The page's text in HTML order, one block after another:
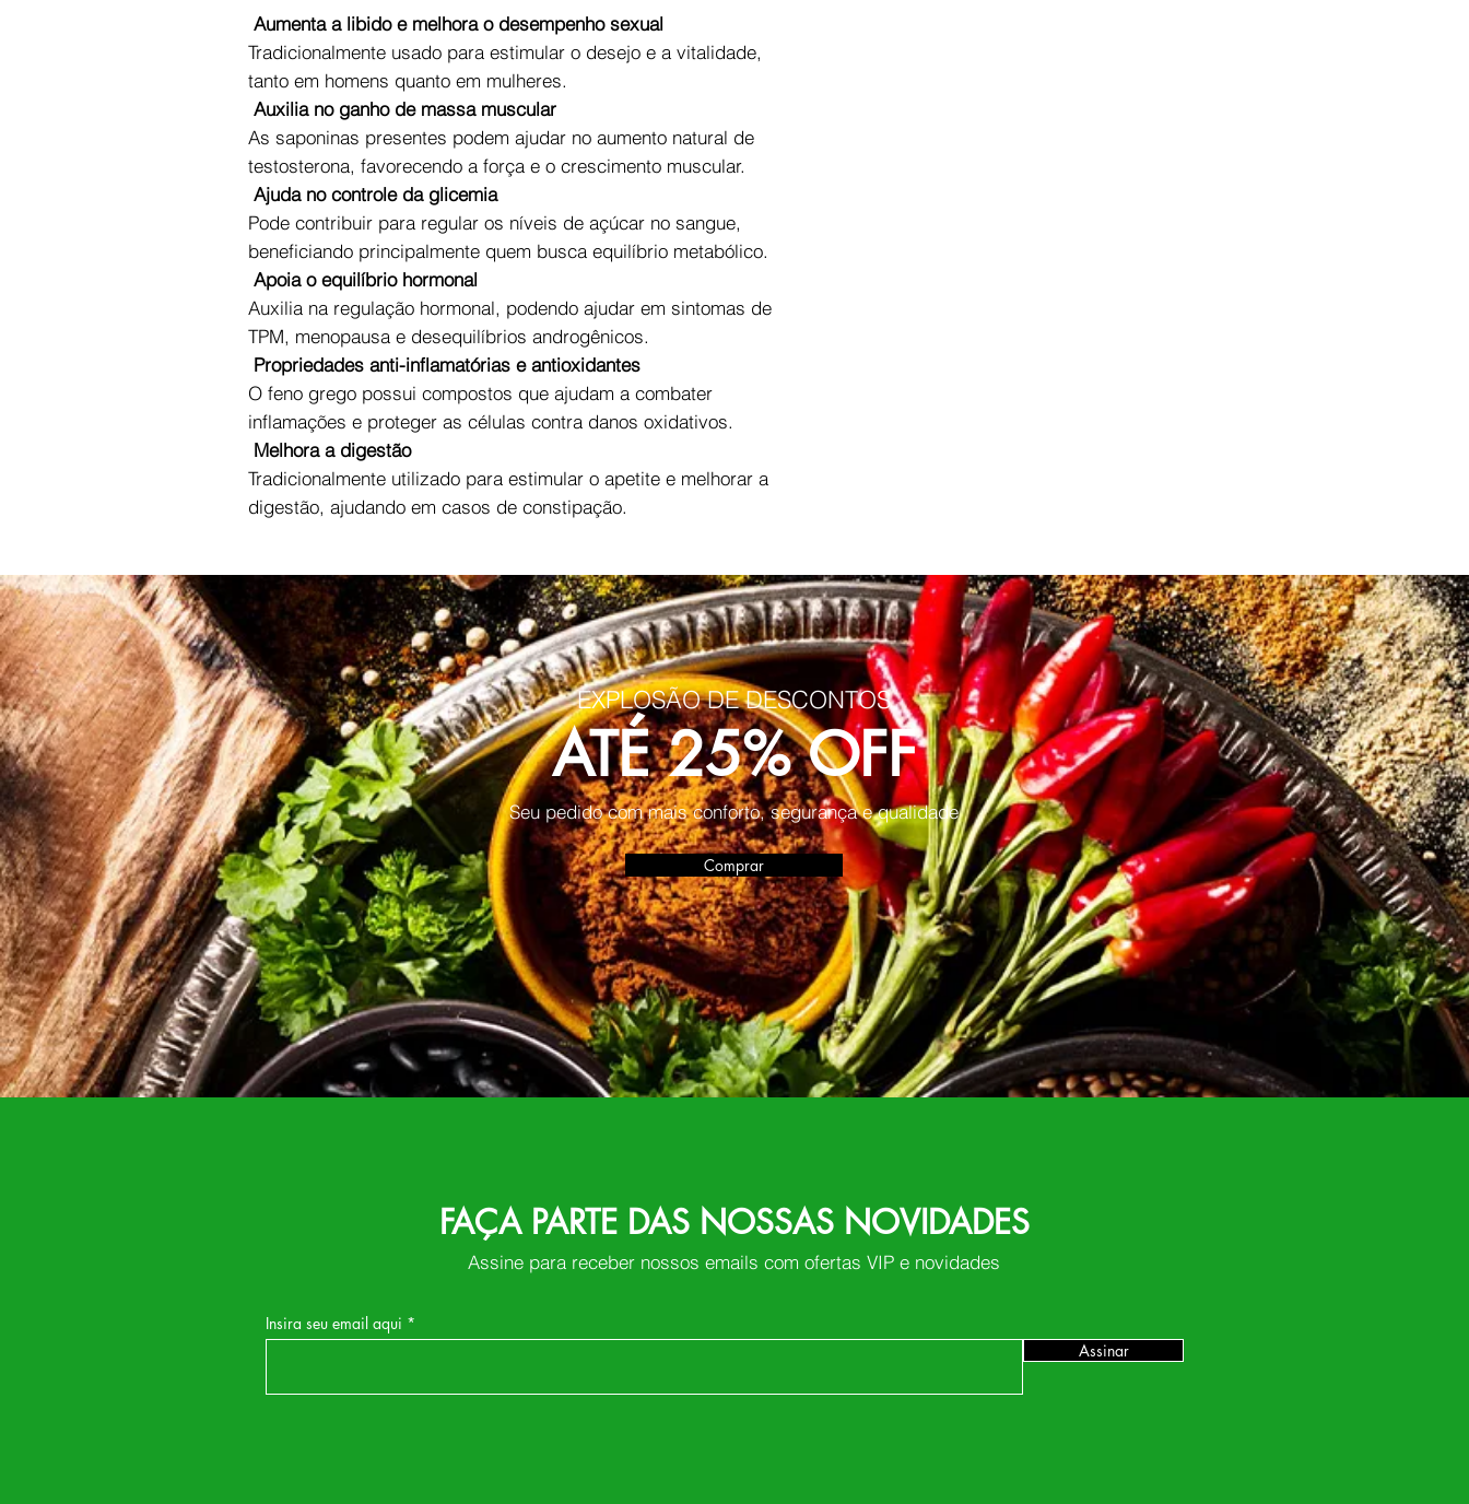
Aumenta a libido e melhora o desempenho sexual
Tradicionalmente usado para estimular o desejo e a vitalidade,
tanto em homens quanto em mulheres.
Auxilia no ganho de massa muscular
As saponinas presentes podem ajudar no aumento natural de
testosterona, favorecendo a força e o crescimento muscular.
Ajuda no controle da glicemia
Pode contribuir para regular os níveis de açúcar no sangue,
beneficiando principalmente quem busca equilíbrio metabólico.
Apoia o equilíbrio hormonal
Auxilia na regulação hormonal, podendo ajudar em sintomas de
TPM, menopausa e desequilíbrios androgênicos.
Propriedades anti-inflamatórias e antioxidantes
O feno grego possui compostos que ajudam a combater
inflamações e proteger as células contra danos oxidativos.
Melhora a digestão
Tradicionalmente utilizado para estimular o apetite e melhorar a
digestão, ajudando em casos de constipação.
EXPLOSÃO DE DESCONTOS
ATÉ 25% OFF
Seu pedido com mais conforto, segurança e qualidade
Comprar
FAÇA PARTE DAS NOSSAS NOVIDADES
Assine para receber nossos emails com ofertas VIP e novidades
Insira seu email aqui
Assinar